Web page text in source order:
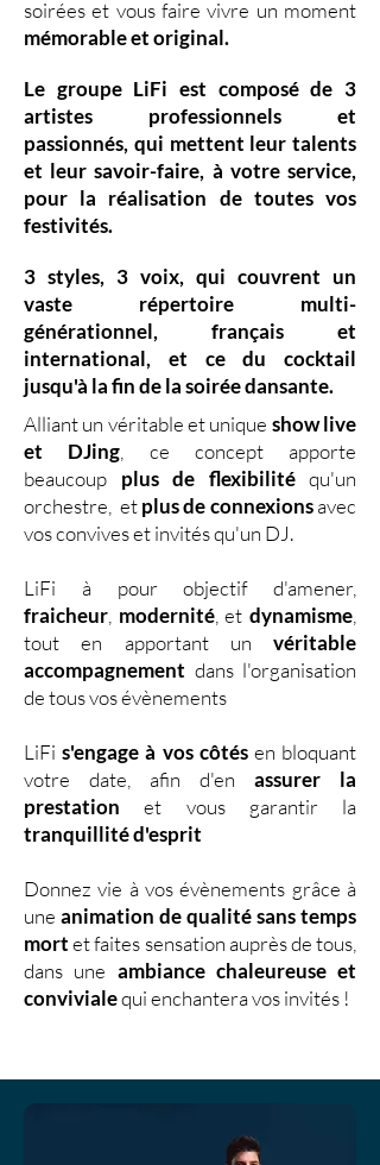
soirées et vous faire vivre un moment
mémorable et original.
Le groupe LiFi est composé de 3
artistes professionnels et
passionnés, qui mettent leur talents
et leursavoir-faire, à votre service,
pour la réalisation de toutes vos
festivités.
3 styles, 3 voix, qui couvrent un
vaste répertoire multi-
générationnel,
français et
international, et ce du cocktail
jusqu'à la fin de la soirée dansante.
Alliant un véritable et unique show live
et DJing
ce concept apporte
beaucoup plus de flexibilitéqu'un
orchestre, etplus de connexionsavec
vos convives et invités qu'un DJ.
LiFi à pour objectif d'amener,
fraicheur modernité, etdynamisme
tout en apportant un véritable
accompagnement dans l'organisation
de tous vos évènements
LiFis'engage à vos côtésen bloquant
votre date, afin d'en assurer la
prestationet vous garantir la
tranquillité d'esprit
Donnez vie à vos évènements grâce à
une animation de qualité sans temps
mortet faites sensation auprès de tous,
dans une ambiance chaleureuse et
convivialequi enchantera vos invités !